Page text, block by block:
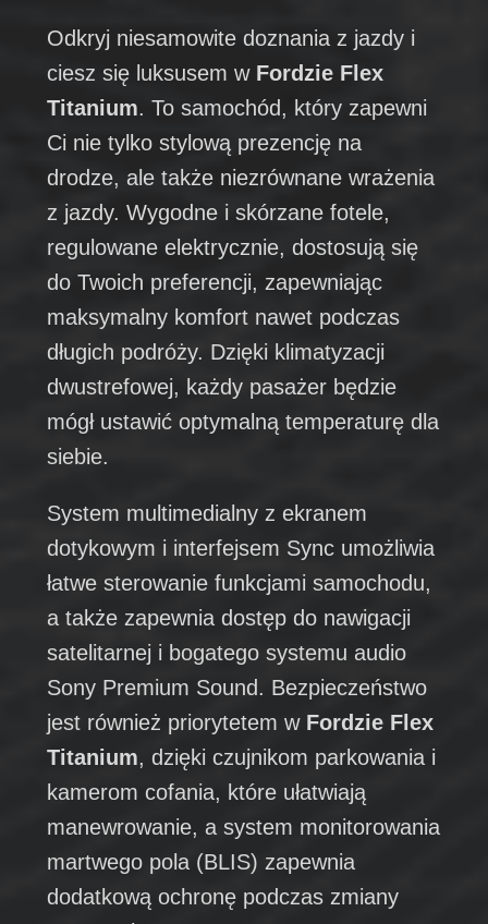
Odkryj niesamowite doznania z jazdy i
ciesz się luksusem w Fordzie Flex
Titanium. To samochód, który zapewni
Ci nie tylko stylową prezencję na
drodze, ale także niezrównane wrażenia
z jazdy. Wygodne i skórzane fotele,
regulowane elektrycznie, dostosują się
do Twoich preferencji, zapewniając
maksymalny komfort nawet podczas
długich podróży. Dzięki klimatyzacji
dwustrefowej, każdy pasażer będzie
mógł ustawić optymalną temperaturę dla
siebie.
System multimedialny z ekranem
dotykowym i interfejsem Sync umożliwia
łatwe sterowanie funkcjami samochodu,
a także zapewnia dostęp do nawigacji
satelitarnej i bogatego systemu audio
Sony Premium Sound. Bezpieczeństwo
jest również priorytetem w Fordzie Flex
Titanium, dzięki czujnikom parkowania i
kamerom cofania, które ułatwiają
manewrowanie, a system monitorowania
martwego pola (BLIS) zapewnia
dodatkową ochronę podczas zmiany